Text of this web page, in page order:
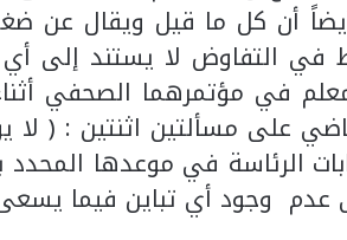
أيضاً أن كل ما قيل ويقال عن
في التفاوض لا يستند إلى
في مؤتمرهما الصحفي
على مسألتين اثنتين : ( لا
الرئاسة في موعدها المحدد
عدم وجود أي تباين فيما